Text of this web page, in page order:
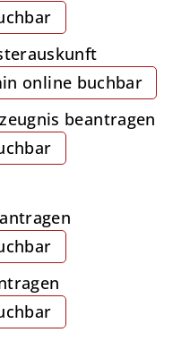
online buchbar
beantragen